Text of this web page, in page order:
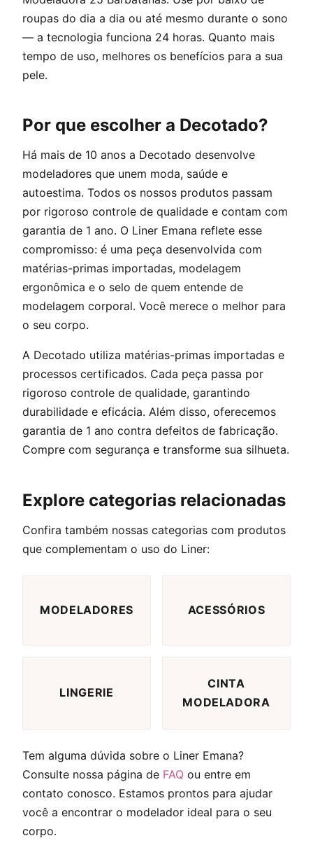
roupas do dia a dia ou até mesmo durante o sono
— a tecnologia funciona 24 horas. Quanto mais
tempo de uso, melhores os benefícios para a sua
pele.
Por que escolher a Decotado?
Há mais de 10 anos a Decotado desenvolve
modeladores que unem moda, saúde e
autoestima. Todos os nossos produtos passam
por rigoroso controle de qualidade e contam com
garantia de 1 ano. O Liner Emana reflete esse
compromisso: é uma peça desenvolvida com
matérias-primas importadas, modelagem
ergonômica e o selo de quem entende de
modelagem corporal. Você merece o melhor para
o seu corpo.
A Decotado utiliza matérias-primas importadas e
processos certificados. Cada peça passa por
rigoroso controle de qualidade, garantindo
durabilidade e eficácia. Além disso, oferecemos
garantia de 1 ano contra defeitos de fabricação.
Compre com segurança e transforme sua silhueta.
Explore categorias relacionadas
Confira também nossas categorias com produtos
que complementam o uso do Liner:
MODELADORES ACESSÓRIOS
LINGERIE
CINTA
MODELADORA
Tem alguma dúvida sobre o Liner Emana?
Consulte nossa página de FAQ ou entre em
contato conosco. Estamos prontos para ajudar
você a encontrar o modelador ideal para o seu
corpo.